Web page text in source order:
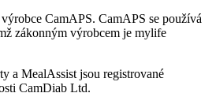
CamAPS. CamAPS se používá
zákonným výrobcem je mylife
a MealAssist jsou registrované
CamDiab Ltd.